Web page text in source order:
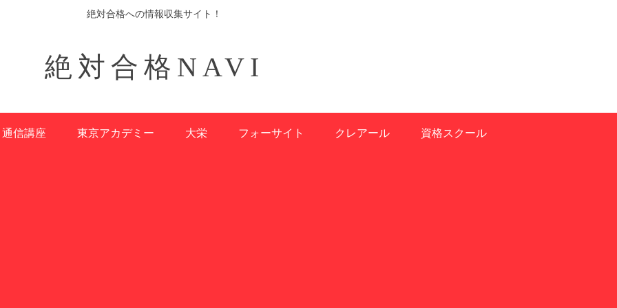
絶対合格への情報収集サイト！
絶対合格NAVI
通信講座 東京アカデミー 大栄 フォーサイト クレアール 資格スクール